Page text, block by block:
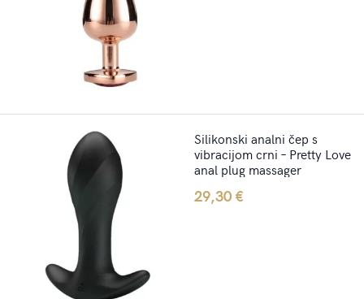
Silikonski analni čep s
vibracijom crni – Pretty Love
anal plug massager
29,30€